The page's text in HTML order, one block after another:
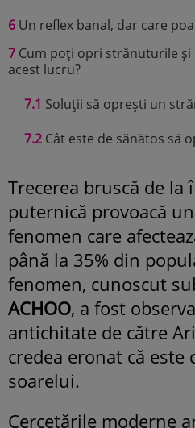
6 Un reflex banal, dar care
7 Cum poți opri strănuturile și
acest lucru?
7.1 Soluții să oprești un
7.2 Cât este de sănătos să
Trecerea bruscă de
puternică provoacă
fenomen care
până la 35% din
fenomen, cunoscut
ACHOO, a fost
antichitate de către
credea eronat că este
soarelui.
Cercetările moderne